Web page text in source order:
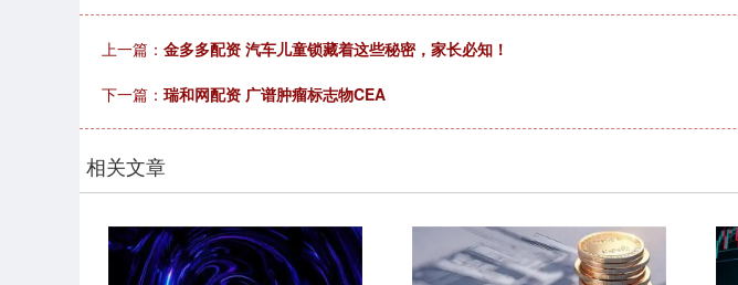
上一篇： 金多多配资 汽车儿童锁藏着这些秘密，家长必知！
下一篇： 瑞和网配资 广谱肿瘤标志物CEA
相关文章